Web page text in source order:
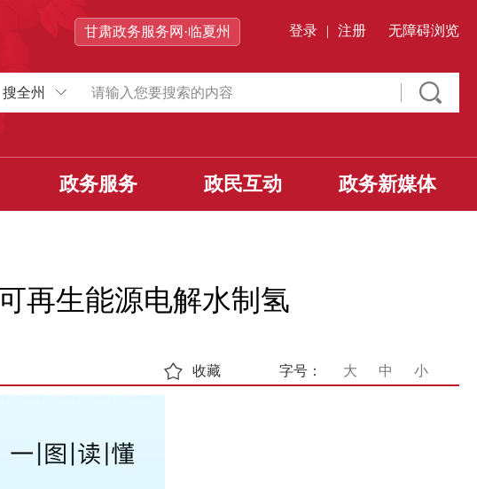
甘肃政务服务网·临夏州 登录 | 注册 无障碍浏览
搜全州
政务服务 政民互动 政务新媒体
再生能源电解水制氢
字号： 大 中 小
收藏